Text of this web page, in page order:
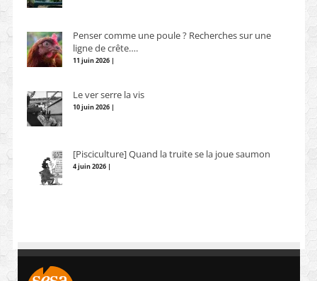
Penser comme une poule ? Recherches sur une
ligne de crête….
11 juin 2026 |
Le ver serre la vis
10 juin 2026 |
[Pisciculture] Quand la truite se la joue saumon
4 juin 2026 |